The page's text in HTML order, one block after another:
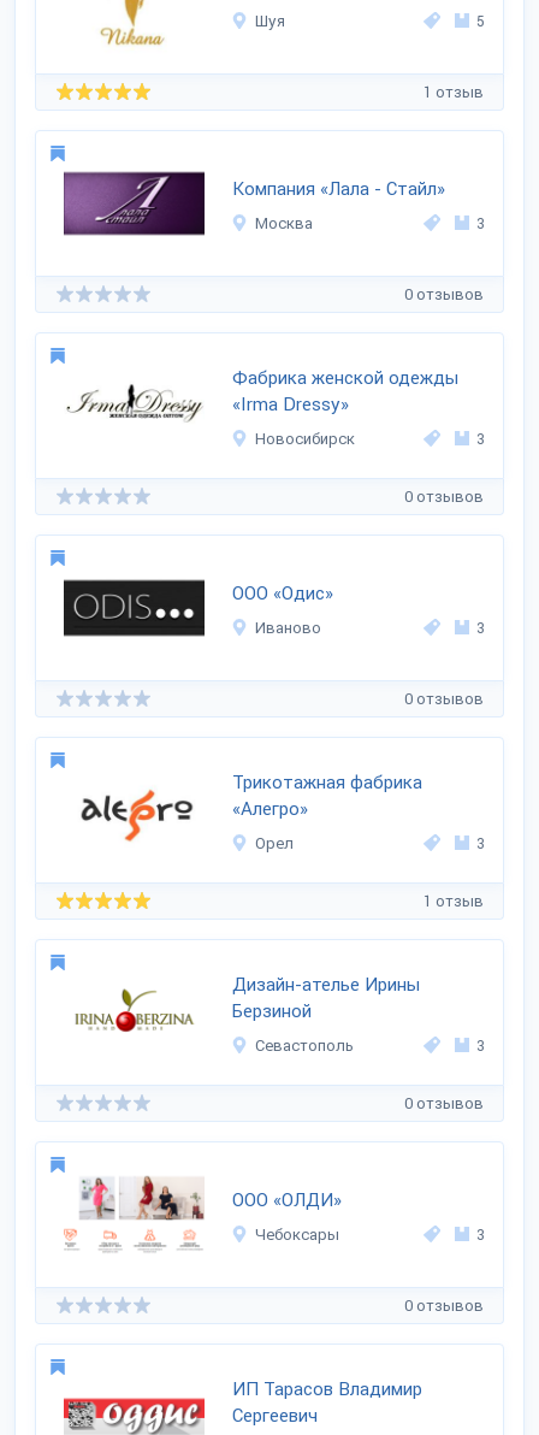
Шуя 5
1 отзыв
Компания «Лала - Стайл»
Москва 3
0 отзывов
Фабрика женской одежды
«Irma Dressy»
Новосибирск 3
0 отзывов
ООО «Одис»
Иваново 3
0 отзывов
Трикотажная фабрика
«Алегро»
Орел 3
1 отзыв
Дизайн-ателье Ирины
Берзиной
Севастополь 3
0 отзывов
ООО «ОЛДИ»
Чебоксары 3
0 отзывов
ИП Тарасов Владимир
Сергеевич